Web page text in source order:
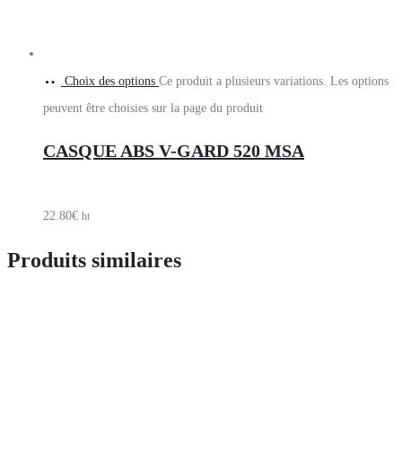
Choix des options Ce produit a plusieurs variations. Les options
peuvent être choisies sur la page du produit
CASQUE ABS V-GARD 520 MSA
22.80€ ht
Produits similaires